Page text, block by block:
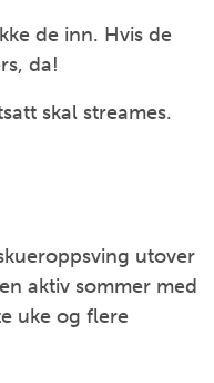
de inn. Hvis de
da!
skal streames.
utover
aktiv sommer med
uke og flere